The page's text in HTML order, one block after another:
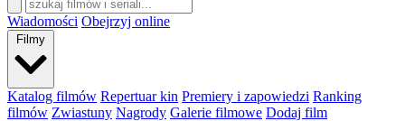
Wiadomości Obejrzyj online
Filmy
Katalog filmów Repertuar kin Premiery i zapowiedzi Ranking
filmów Zwiastuny Nagrody Galerie filmowe Dodaj film